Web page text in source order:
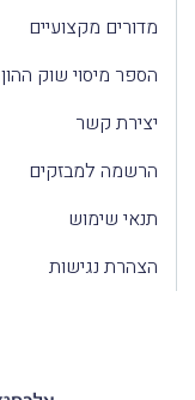
מדורים מקצועיים
הספר מיסוי שוק ההון
יצירת קשר
הרשמה למבזקים
תנאי שימוש
הצהרת נגישות